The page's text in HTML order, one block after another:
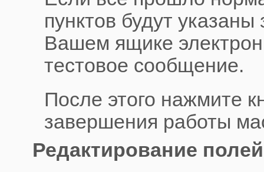
пунктов будут
Вашем ящике
тестовое сообщение.
После этого нажмите
завершения работы
Редактирование